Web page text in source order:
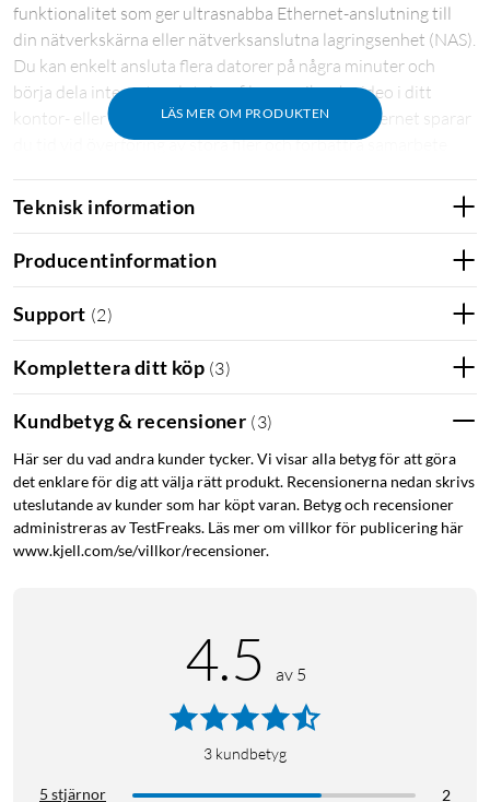
LÄS MER OM PRODUKTEN
funktionalitet som ger ultrasnabba Ethernet-anslutning till
din nätverkskärna eller nätverksanslutna lagringsenhet (NAS).
Du kan enkelt ansluta flera datorer på några minuter och
börja dela internetanslutning, filer, musik och video i ditt
kontor- eller hemmanätverk. Med 2,5 Gigabit Ethernet sparar
du tid vid överföring av stora filer och förbättra samarbete
har en fläktlös design för tyst drift.
Redo för Wifi 6
Med multi-Gigabit-portar för maximal genomströmning och
prestanda - perfekt för Wi-Fi 6-enheter, avancerade
speldatorer och arbetsstationer. Multi-Gigabit-portarna
eliminerar potentiella flaskhalsar vid användning av
accesspunkter med Wi-Fi 6, vilket gör att ditt nätverk kan dra
full nytta av effektiviteten och hastigheterna från Wi-Fi 6.
Smidig trafikoptimering
Med 2,5 Gigabit-överföringshastigheter på upplänksportarna
kan du snabbt överföra filer mellan anslutna servrar och
nätverksansluten lagring (NAS) till datorer. Switchen stödjer
leverans, vilket möjliggör avbrottsfri videoströmning samt
smidiga video- och röstsamtal.
Smidig plug-and-play installation
DMS-107 är en plug-and-play switch som inte kräver någon
avancerad teknisk konfigurering. Plug-and-play gör det enkelt
Teknisk information
Producentinformation
Support (2)
Komplettera ditt köp (3)
Kundbetyg & recensioner (3)
Här ser du vad andra kunder tycker. Vi visar alla betyg för att göra
det enklare för dig att välja rätt produkt. Recensionerna nedan skrivs
uteslutande av kunder som har köpt varan. Betyg och recensioner
administreras av TestFreaks. Läs mer om villkor för publicering här
www.kjell.com/se/villkor/recensioner.
4.5 av 5
3 kundbetyg
5 stjärnor 2